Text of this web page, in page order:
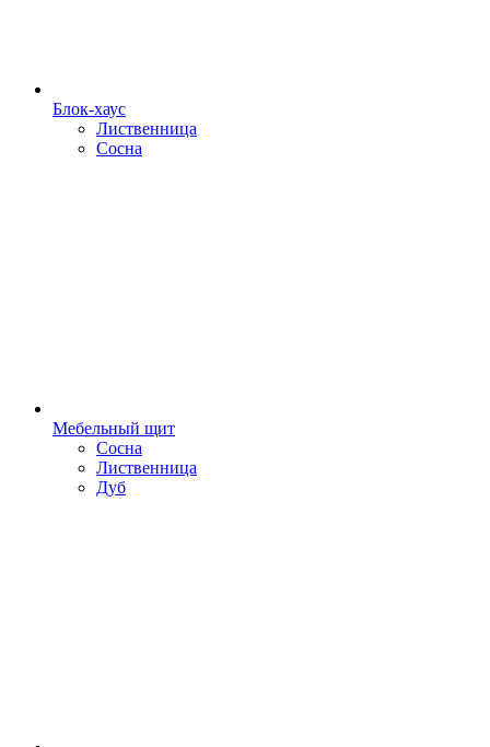
Блок-хаус
Лиственница
Сосна
Мебельный щит
Сосна
Лиственница
Дуб